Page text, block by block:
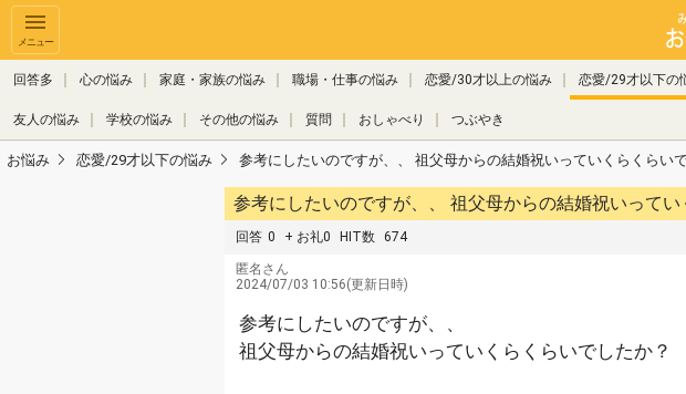
メニュー
回答多 心の悩み 家庭・家族の悩み 職場・仕事の悩み 恋愛/30才以上の悩み 恋愛/29才以下の
友人の悩み 学校の悩み その他の悩み 質問 おしゃべり つぶやき
お悩み 恋愛/29才以下の悩み 参考にしたいのですが、、 祖父母からの結婚祝いっていくらくらい
回答 0 + お礼0 HIT数 674
匿名さん
2024/07/03 10:56(更新日時)
参考にしたいのですが、、
祖父母からの結婚祝いっていくらくらいでしたか？